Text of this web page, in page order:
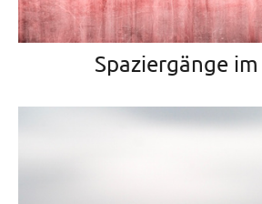
Spaziergänge